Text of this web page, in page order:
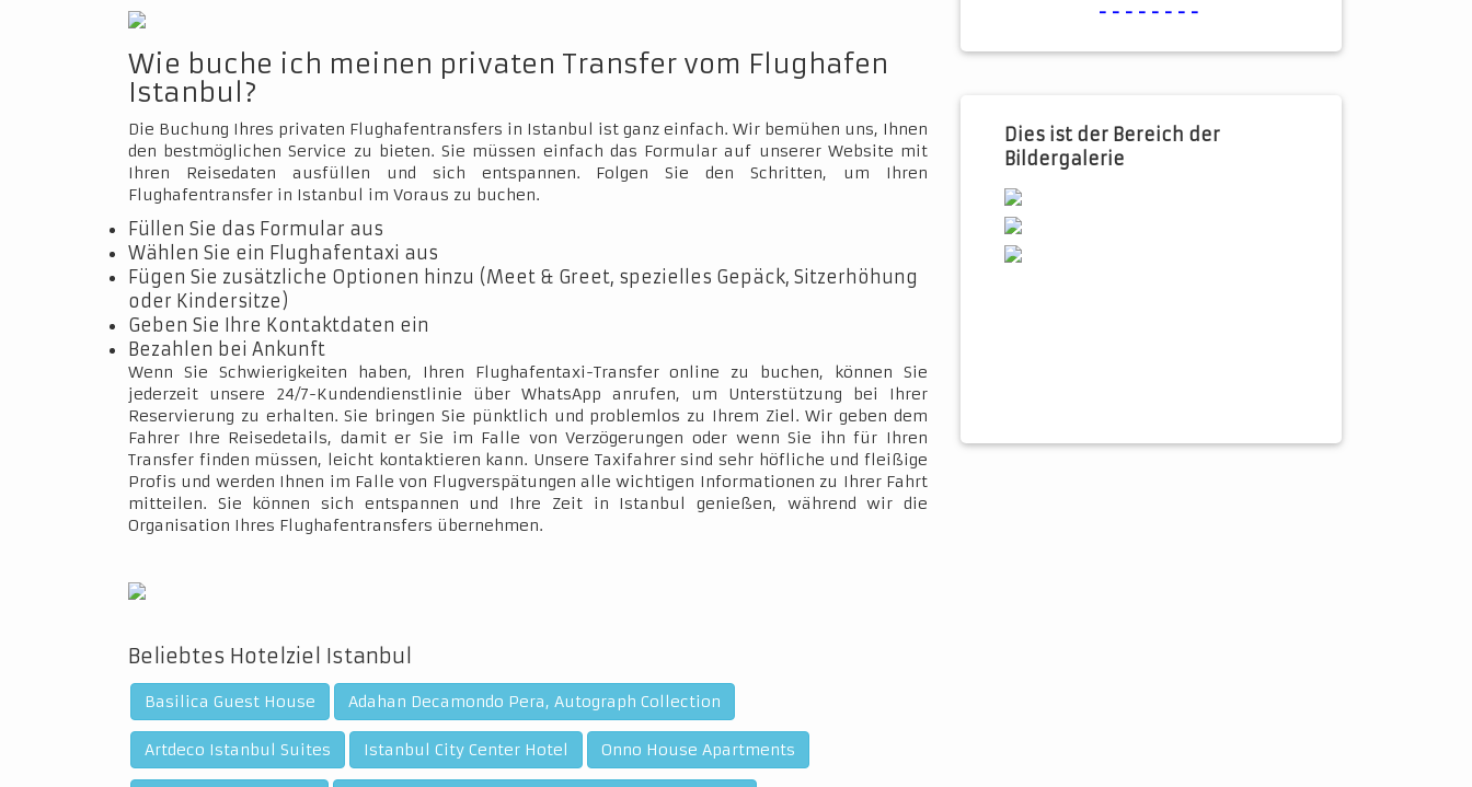
Wie buche ich meinen privaten Transfer vom Flughafen
Istanbul?
Die Buchung Ihres privaten Flughafentransfers in Istanbul ist ganz einfach. Wir bemühen uns, Ihnen
den bestmöglichen Service zu bieten. Sie müssen einfach das Formular auf unserer Website mit
Ihren Reisedaten ausfüllen und sich entspannen. Folgen Sie den Schritten, um Ihren
Flughafentransfer in Istanbul im Voraus zu buchen.
Füllen Sie das Formular aus
Wählen Sie ein Flughafentaxi aus
Fügen Sie zusätzliche Optionen hinzu (Meet & Greet, spezielles Gepäck, Sitzerhöhung
oder Kindersitze)
Geben Sie Ihre Kontaktdaten ein
Bezahlen bei Ankunft
Wenn Sie Schwierigkeiten haben, Ihren Flughafentaxi-Transfer online zu buchen, können Sie
jederzeit unsere 24/7-Kundendienstlinie über WhatsApp anrufen, um Unterstützung bei Ihrer
Reservierung zu erhalten. Sie bringen Sie pünktlich und problemlos zu Ihrem Ziel. Wir geben dem
Fahrer Ihre Reisedetails, damit er Sie im Falle von Verzögerungen oder wenn Sie ihn für Ihren
Transfer finden müssen, leicht kontaktieren kann. Unsere Taxifahrer sind sehr höfliche und fleißige
Profis und werden Ihnen im Falle von Flugverspätungen alle wichtigen Informationen zu Ihrer Fahrt
mitteilen. Sie können sich entspannen und Ihre Zeit in Istanbul genießen, während wir die
Organisation Ihres Flughafentransfers übernehmen.
Beliebtes Hotelziel Istanbul
Basilica Guest House Adahan Decamondo Pera, Autograph Collection
Artdeco Istanbul Suites Istanbul City Center Hotel Onno House Apartments
--------
Dies ist der Bereich der
Bildergalerie